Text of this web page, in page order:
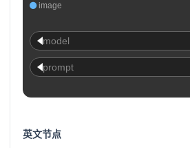
image
model
prompt
英文节点